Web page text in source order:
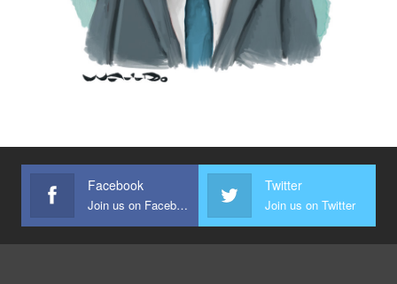
Facebook
Join us on Facebook
Twitter
Join us on Twitter